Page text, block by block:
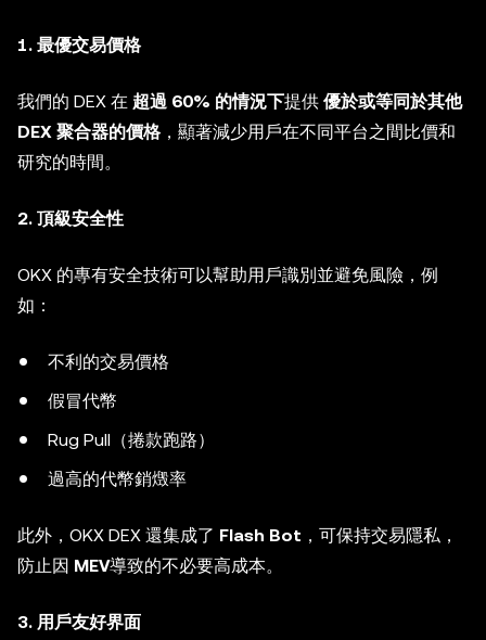
1. 最優交易價格
我們的 DEX 在 超過 60% 的情況下提供 優於或等同於其他
DEX 聚合器的價格，顯著減少用戶在不同平台之間比價和
研究的時間。
2. 頂級安全性
OKX 的專有安全技術可以幫助用戶識別並避免風險，例
如：
不利的交易價格
假冒代幣
Rug Pull（捲款跑路）
過高的代幣銷燬率
此外，OKX DEX 還集成了 Flash Bot ，可保持交易隱私，
防止因 MEV導致的不必要高成本。
3. 用戶友好界面